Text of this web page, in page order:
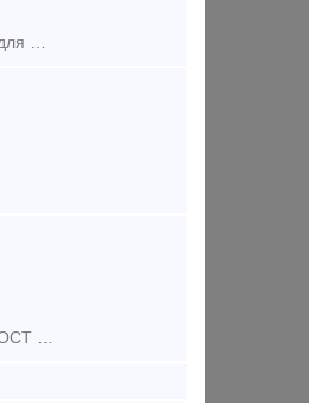
Выполняем ремонт колёсотокарных, осенакатных станков, прессовое , гидравлическое оборудование для формирования, распрессовки и запрессовки колесных пар железнодорожного подвижного состава (грузовых и
В продаже тормозная колодка гребневая локомотивная тип М (ТЭМ1.40.60.024, 44-5287-0.00.00-СБ, ГОСТ 30249-97). Цена с НДС. Доставка.